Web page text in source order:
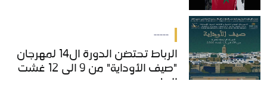
-----
الرباط تحتضن الدورة ال14 لمهرجان
"صيف الأوداية" من 9 الى 12 غشت
الجاري
الرباط تحتضن الدورة ال14 لمهرجان
"صيف الأوداية" من 9 الى 12 غشت
الجاري